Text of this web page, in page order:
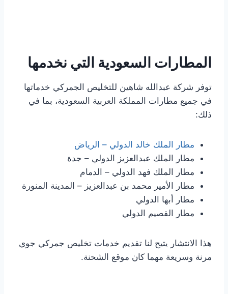
المطارات السعودية التي نخدمها
توفر شركة عبدالله شاهين للتخليص الجمركي خدماتها
في جميع مطارات المملكة العربية السعودية، بما في
ذلك:
مطار الملك خالد الدولي – الرياض
مطار الملك عبدالعزيز الدولي – جدة
مطار الملك فهد الدولي – الدمام
مطار الأمير محمد بن عبدالعزيز – المدينة المنورة
مطار أبها الدولي
مطار القصيم الدولي
هذا الانتشار يتيح لنا تقديم خدمات تخليص جمركي جوي
مرنة وسريعة مهما كان موقع الشحنة.